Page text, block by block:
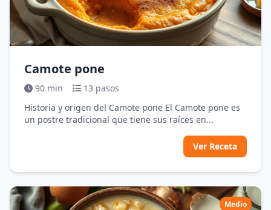
Camote pone
90 min
13 pasos
Historia y origen del Camote pone El Camote pone es
un postre tradicional que tiene sus raíces en...
Ver Receta
Medio